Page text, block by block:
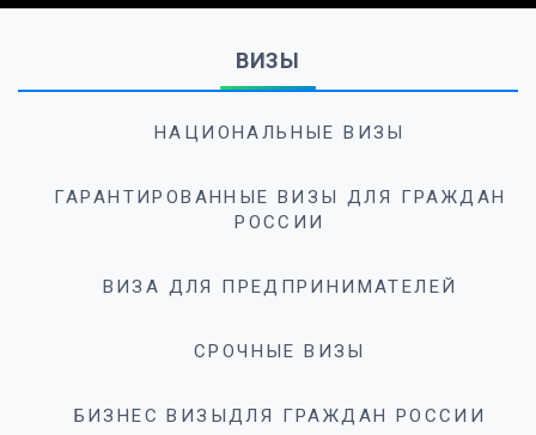
ВИЗЫ
НАЦИОНАЛЬНЫЕ ВИЗЫ
ГАРАНТИРОВАННЫЕ ВИЗЫ ДЛЯ ГРАЖДАН
РОССИИ
ВИЗА ДЛЯ ПРЕДПРИНИМАТЕЛЕЙ
СРОЧНЫЕ ВИЗЫ
БИЗНЕС ВИЗЫДЛЯ ГРАЖДАН РОССИИ